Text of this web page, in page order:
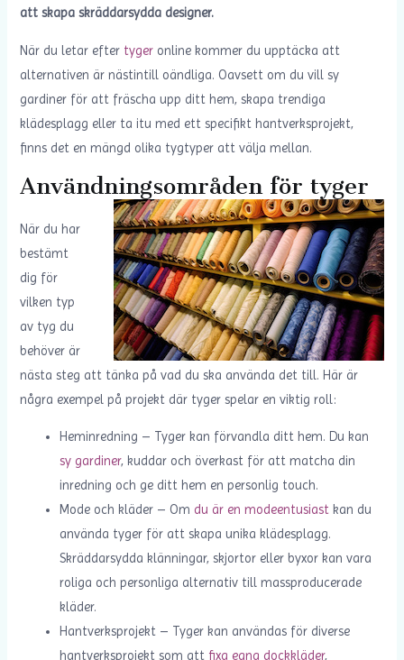
att skapa skräddarsydda designer.
När du letar efter tyger online kommer du upptäcka att
alternativen är nästintill oändliga. Oavsett om du vill sy
gardiner för att fräscha upp ditt hem, skapa trendiga
klädesplagg eller ta itu med ett specifikt hantverksprojekt,
finns det en mängd olika tygtyper att välja mellan.
Användningsområden för tyger
När du har
bestämt
dig för
vilken typ
av tyg du
behöver är
nästa steg att tänka på vad du ska använda det till. Här är
några exempel på projekt där tyger spelar en viktig roll:
Heminredning – Tyger kan förvandla ditt hem. Du kan
sy gardiner, kuddar och överkast för att matcha din
inredning och ge ditt hem en personlig touch.
Mode och kläder – Om du är en modeentusiast kan du
använda tyger för att skapa unika klädesplagg.
Skräddarsydda klänningar, skjortor eller byxor kan vara
roliga och personliga alternativ till massproducerade
kläder.
Hantverksprojekt – Tyger kan användas för diverse
hantverksprojekt som att fixa egna dockkläder,